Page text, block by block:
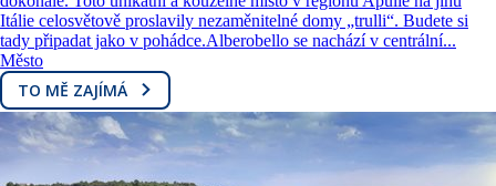
Itálie celosvětově proslavily nezaměnitelné domy „trulli“. Budete si
tady připadat jako v pohádce.Alberobello se nachází v centrální...
Město
TO MĚ ZAJÍMÁ